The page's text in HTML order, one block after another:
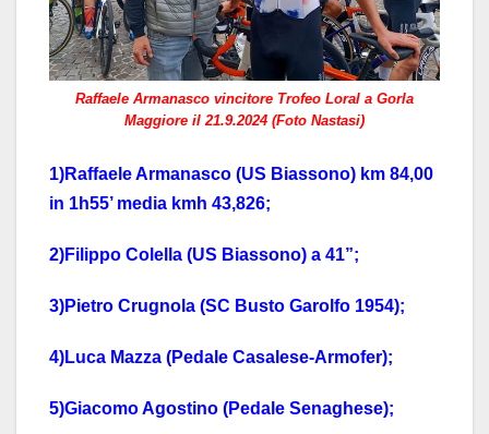
Raffaele Armanasco vincitore Trofeo Loral a Gorla
Maggiore il 21.9.2024 (Foto Nastasi)
1)Raffaele Armanasco (US Biassono) km 84,00
in 1h55’ media kmh 43,826;
2)Filippo Colella (US Biassono) a 41”;
3)Pietro Crugnola (SC Busto Garolfo 1954);
4)Luca Mazza (Pedale Casalese-Armofer);
5)Giacomo Agostino (Pedale Senaghese);